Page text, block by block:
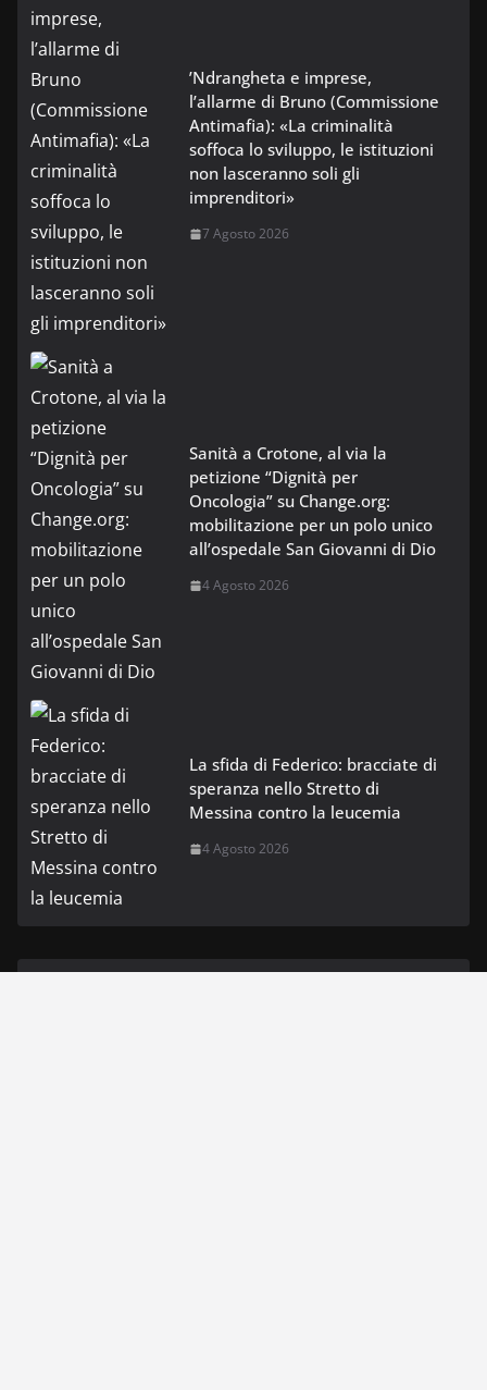
’Ndrangheta e imprese,
l’allarme di Bruno (Commissione
Antimafia): «La criminalità
soffoca lo sviluppo, le istituzioni
non lasceranno soli gli
imprenditori»
7 Agosto 2026
Sanità a Crotone, al via la
petizione “Dignità per
Oncologia” su Change.org:
mobilitazione per un polo unico
all’ospedale San Giovanni di Dio
4 Agosto 2026
La sfida di Federico: bracciate di
speranza nello Stretto di
Messina contro la leucemia
4 Agosto 2026